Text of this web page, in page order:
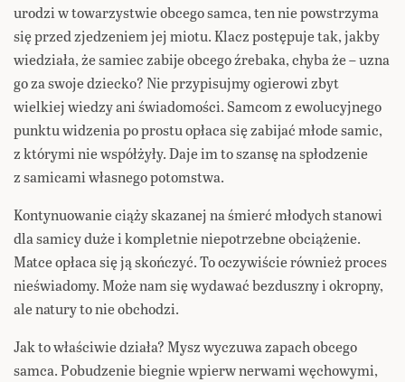
urodzi w towarzystwie obcego samca, ten nie powstrzyma
się przed zjedzeniem jej miotu. Klacz postępuje tak, jakby
wiedziała, że samiec zabije obcego źrebaka, chyba że – uzna
go za swoje dziecko? Nie przypisujmy ogierowi zbyt
wielkiej wiedzy ani świadomości. Samcom z ewolucyjnego
punktu widzenia po prostu opłaca się zabijać młode samic,
z którymi nie współżyły. Daje im to szansę na spłodzenie
z samicami własnego potomstwa.
Kontynuowanie ciąży skazanej na śmierć młodych stanowi
dla samicy duże i kompletnie niepotrzebne obciążenie.
Matce opłaca się ją skończyć. To oczywiście również proces
nieświadomy. Może nam się wydawać bezduszny i okropny,
ale natury to nie obchodzi.
Jak to właściwie działa? Mysz wyczuwa zapach obcego
samca. Pobudzenie biegnie wpierw nerwami węchowymi,